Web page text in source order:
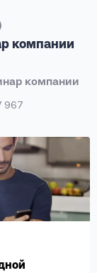
компании
компании
967